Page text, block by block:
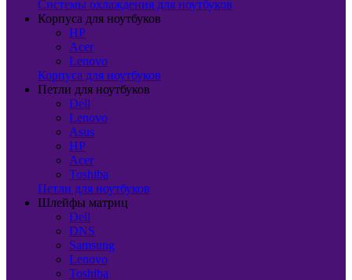
Системы охлаждения для ноутбуков
Корпуса для ноутбуков
HP
Acer
Lenovo
Корпуса для ноутбуков
Петли для ноутбуков
Dell
Lenovo
Asus
HP
Acer
Toshiba
Петли для ноутбуков
Шлейфы матриц
Dell
DNS
Samsung
Lenovo
Toshiba